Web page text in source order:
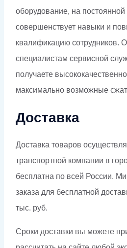
оборудование, на постоянной
совершенствует навыки и
квалификацию сотрудников.
специалистам сервисной
получаете
максимально возможные
Доставка
Доставка товаров
транспортной компании в
бесплатна по всей России.
заказа для бесплатной
тыс. руб.
Сроки доставки вы можете